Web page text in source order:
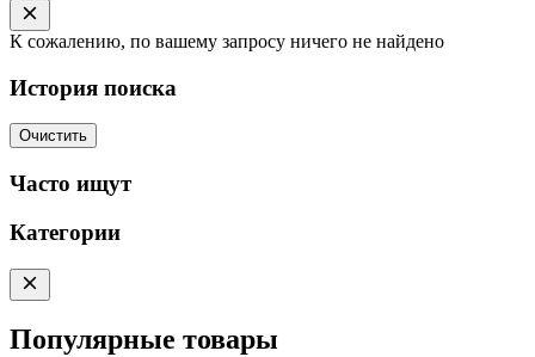
К сожалению, по вашему запросу ничего не найдено
История поиска
Очистить
Часто ищут
Категории
Популярные товары